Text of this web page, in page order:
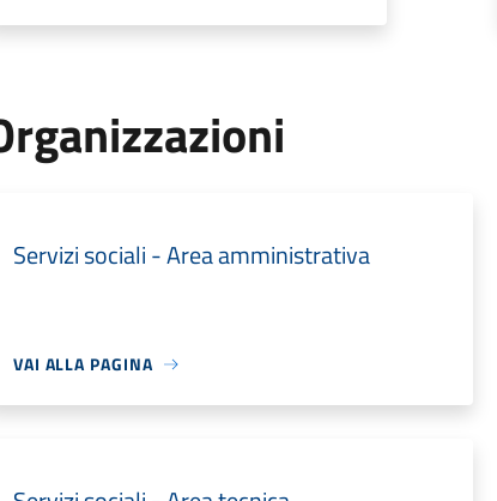
Servizi sociali - Area amministrativa
VAI ALLA PAGINA